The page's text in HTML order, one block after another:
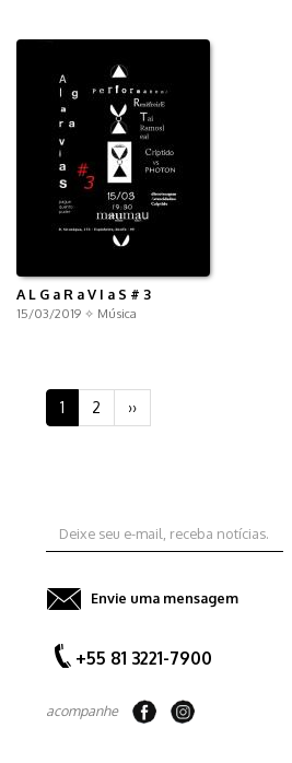
A L G a R a V I a S # 3
15/03/2019 ✧ Música
Pagination
Current
page
1 Page
2
Next
page
››
Envie uma mensagem
+55 81 3221-7900
acompanhe